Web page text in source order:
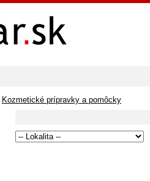
Kozmetické prípravky a pomôcky